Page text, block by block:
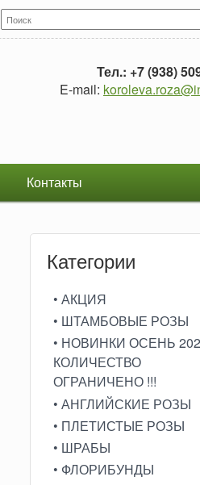
Форма поиска
Поиск
Тел.: +7 (938)
E-mail:
Контакты
Категории
• АКЦИЯ
• ШТАМБОВЫЕ РОЗЫ
• НОВИНКИ ОСЕНЬ
КОЛИЧЕСТВО
ОГРАНИЧЕНО !!!
• АНГЛИЙСКИЕ РОЗЫ
• ПЛЕТИСТЫЕ РОЗЫ
• ШРАБЫ
• ФЛОРИБУНДЫ